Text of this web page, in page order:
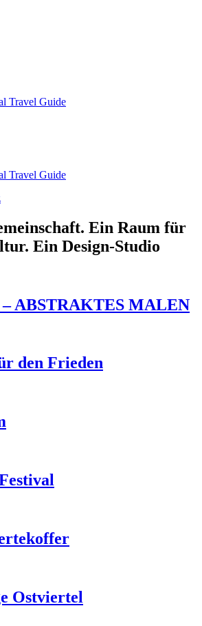
Travel Guide
Travel Guide
Ein Raum für
Ein Design-Studio
ABSTRAKTES MALEN
den Frieden
Ostviertel